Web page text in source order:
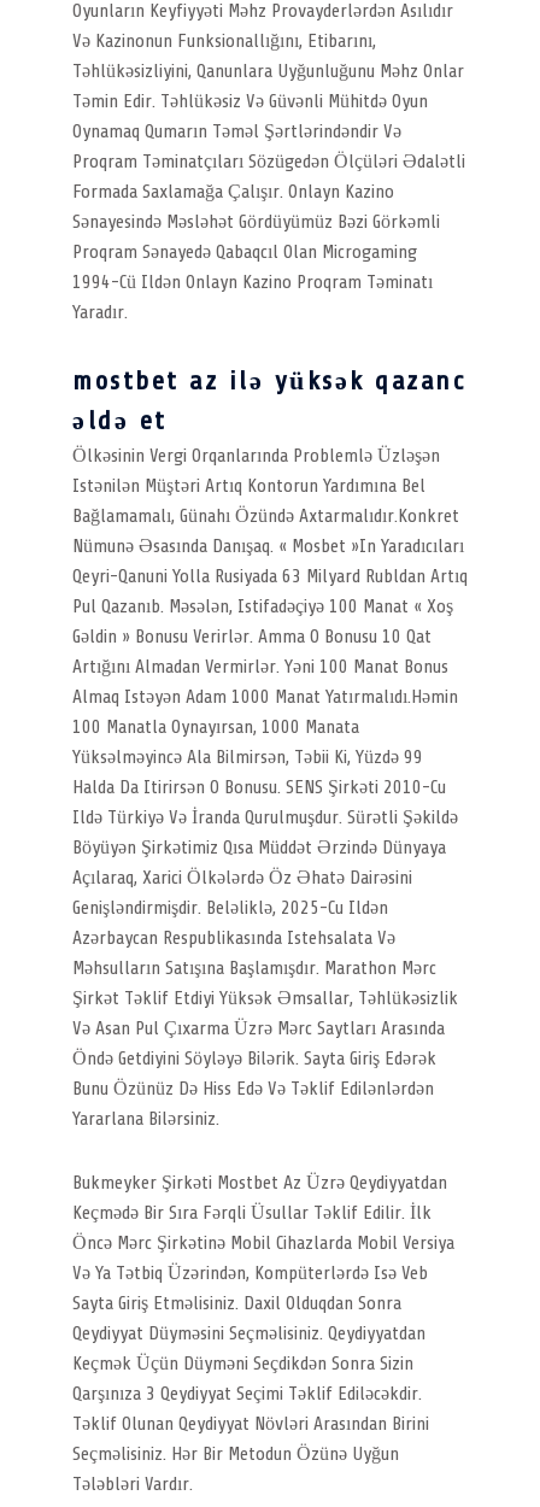
Oyunların Keyfiyyəti Məhz Provayderlərdən Asılıdır
Və Kazinonun Funksionallığını, Etibarını,
Təhlükəsizliyini, Qanunlara Uyğunluğunu Məhz Onlar
Təmin Edir. Təhlükəsiz Və Güvənli Mühitdə Oyun
Oynamaq Qumarın Təməl Şərtlərindəndir Və
Proqram Təminatçıları Sözügedən Ölçüləri Ədalətli
Formada Saxlamağa Çalışır. Onlayn Kazino
Sənayesində Məsləhət Gördüyümüz Bəzi Görkəmli
Proqram Sənayedə Qabaqcıl Olan Microgaming
1994-Cü Ildən Onlayn Kazino Proqram Təminatı
Yaradır.
mostbet az ilə yüksək qazanc
əldə et
Ölkəsinin Vergi Orqanlarında Problemlə Üzləşən
Istənilən Müştəri Artıq Kontorun Yardımına Bel
Bağlamamalı, Günahı Özündə Axtarmalıdır.Konkret
Nümunə Əsasında Danışaq. « Mosbet »in Yaradıcıları
Qeyri-Qanuni Yolla Rusiyada 63 Milyard Rubldan Artıq
Pul Qazanıb. Məsələn, Istifadəçiyə 100 Manat « Xoş
Gəldin » Bonusu Verirlər. Amma O Bonusu 10 Qat
Artığını Almadan Vermirlər. Yəni 100 Manat Bonus
Almaq Istəyən Adam 1000 Manat Yatırmalıdı.Həmin
100 Manatla Oynayırsan, 1000 Manata
Yüksəlməyincə Ala Bilmirsən, Təbii Ki, Yüzdə 99
Halda Da Itirirsən O Bonusu. SENS Şirkəti 2010-Cu
Ildə Türkiyə Və İranda Qurulmuşdur. Sürətli Şəkildə
Böyüyən Şirkətimiz Qısa Müddət Ərzində Dünyaya
Açılaraq, Xarici Ölkələrdə Öz Əhatə Dairəsini
Genişləndirmişdir. Beləliklə, 2025-Cu Ildən
Azərbaycan Respublikasında Istehsalata Və
Məhsulların Satışına Başlamışdır. Marathon Mərc
Şirkət Təklif Etdiyi Yüksək Əmsallar, Təhlükəsizlik
Və Asan Pul Çıxarma Üzrə Mərc Saytları Arasında
Öndə Getdiyini Söyləyə Bilərik. Sayta Giriş Edərək
Bunu Özünüz Də Hiss Edə Və Təklif Edilənlərdən
Yararlana Bilərsiniz.
Bukmeyker Şirkəti Mostbet Az Üzrə Qeydiyyatdan
Keçmədə Bir Sıra Fərqli Üsullar Təklif Edilir. İlk
Öncə Mərc Şirkətinə Mobil Cihazlarda Mobil Versiya
Və Ya Tətbiq Üzərindən, Kompüterlərdə Isə Veb
Sayta Giriş Etməlisiniz. Daxil Olduqdan Sonra
Qeydiyyat Düyməsini Seçməlisiniz. Qeydiyyatdan
Keçmək Üçün Düyməni Seçdikdən Sonra Sizin
Qarşınıza 3 Qeydiyyat Seçimi Təklif Ediləcəkdir.
Təklif Olunan Qeydiyyat Növləri Arasından Birini
Seçməlisiniz. Hər Bir Metodun Özünə Uyğun
Tələbləri Vardır.